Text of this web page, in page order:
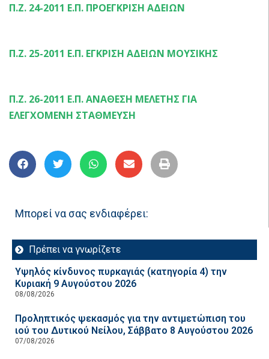
Π.Ζ. 24-2011 Ε.Π. ΠΡΟΕΓΚΡΙΣΗ ΑΔΕΙΩΝ
Π.Ζ. 25-2011 Ε.Π. ΕΓΚΡΙΣΗ ΑΔΕΙΩΝ ΜΟΥΣΙΚΗΣ
Π.Ζ. 26-2011 Ε.Π. ΑΝΑΘΕΣΗ ΜΕΛΕΤΗΣ ΓΙΑ
ΕΛΕΓΧΟΜΕΝΗ ΣΤΑΘΜΕΥΣΗ
Μπορεί να σας ενδιαφέρει:
Πρέπει να γνωρίζετε
Υψηλός κίνδυνος πυρκαγιάς (κατηγορία 4) την
Κυριακή 9 Αυγούστου 2026
08/08/2026
Προληπτικός ψεκασμός για την αντιμετώπιση του
ιού του Δυτικού Νείλου, Σάββατο 8 Αυγούστου 2026
07/08/2026